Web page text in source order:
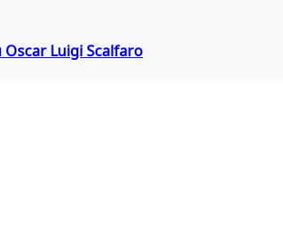
Luigi Scalfaro